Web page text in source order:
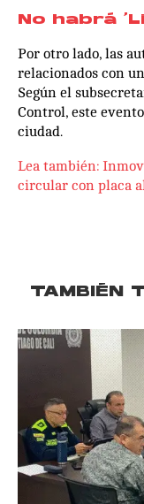
No habrá
Por otro lado, las
relacionados con
Según el
Control, este
ciudad.
Lea también:
circular con placa
TAMBIÉN